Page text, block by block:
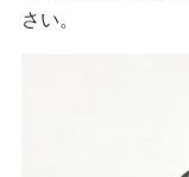
さい。